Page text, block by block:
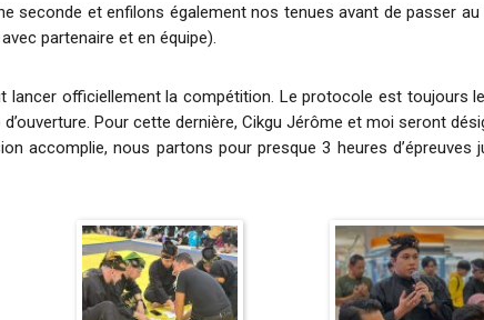
seconde et enfilons également nos tenues avant de passer
partenaire et en équipe).
officiellement la compétition. Le protocole est toujours
Pour cette dernière, Cikgu Jérôme et moi seront
accomplie, nous partons pour presque 3 heures